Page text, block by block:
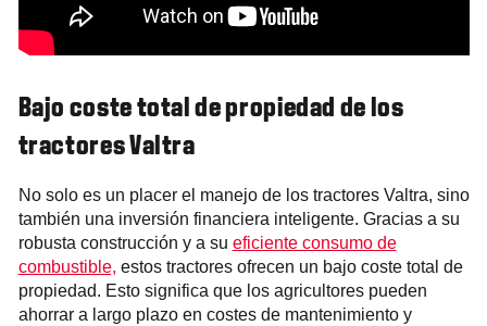
Bajo coste total de propiedad de los
tractores Valtra
No solo es un placer el manejo de los tractores Valtra, sino
también una inversión financiera inteligente. Gracias a su
robusta construcción y a su eficiente consumo de
combustible, estos tractores ofrecen un bajo coste total de
propiedad. Esto significa que los agricultores pueden
ahorrar a largo plazo en costes de mantenimiento y